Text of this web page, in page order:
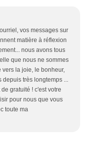
vos messages sur
matière à réflexion
nous avons tous
que nous ne sommes
vers la joie, le bonheur,
depuis très longtemps ...
gratuité ! c'est votre
pour nous que vous
toute ma